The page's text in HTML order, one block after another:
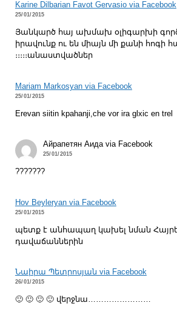
Karine Dilbarian Favot Gervasio via Facebook
25/01/2015
Յանկարծ հայ ախմախ օլիգարխի
իրավունք ու են միայն մի քանի հոգի
։։։։։անաստվածներ
Mariam Markosyan via Facebook
25/01/2015
Erevan siitin kpahanji,che vor ira glxic en trel
Айрапетян Аида via Facebook
25/01/2015
???????
Hov Beyleryan via Facebook
25/01/2015
պետք է անհապաղ կախել նման
դավաճաններին
Նաիրա Պետրոսյան via Facebook
26/01/2015
🙂 🙂 🙂 🙂 վերջնա……………………